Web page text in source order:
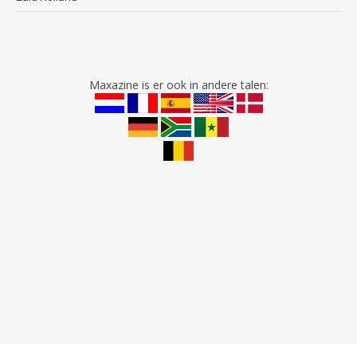
Maxazine is er ook in andere talen: